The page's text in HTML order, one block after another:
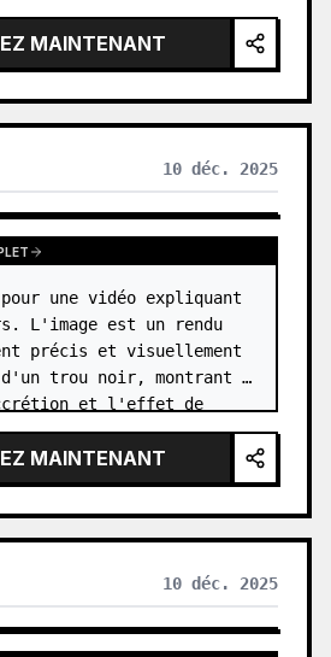
MAINTENANT
10 déc. 2025
une vidéo expliquant
L'image est un rendu
précis et visuellement
trou noir, montrant
et l'effet de
…
MAINTENANT
10 déc. 2025